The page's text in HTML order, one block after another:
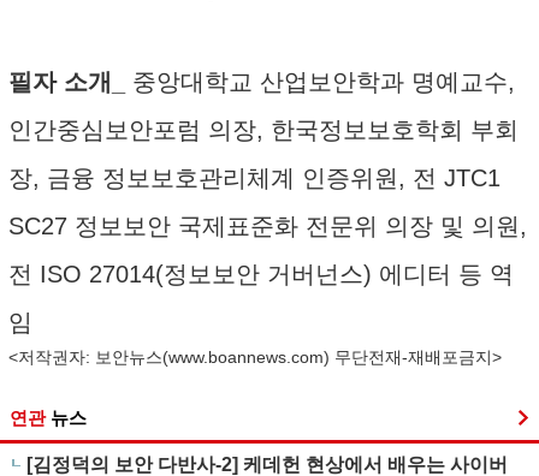
필자 소개_
중앙대학교 산업보안학과 명예교수,
인간중심보안포럼 의장, 한국정보보호학회 부회
장, 금융 정보보호관리체계 인증위원, 전 JTC1
SC27 정보보안 국제표준화 전문위 의장 및 의원,
전 ISO 27014(정보보안 거버넌스) 에디터 등 역
임
<저작권자: 보안뉴스(www.boannews.com) 무단전재-재배포금지>
연관 뉴스
[김정덕의 보안 다반사-2] 케데헌 현상에서 배우는 사이버